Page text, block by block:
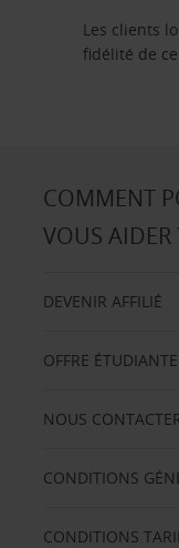
Les clients
fidélité de
COMMENT
VOUS AIDER
DEVENIR AFFILIÉ
OFFRE ÉTUDIANTE
NOUS
CONDITIONS
CONDITIONS